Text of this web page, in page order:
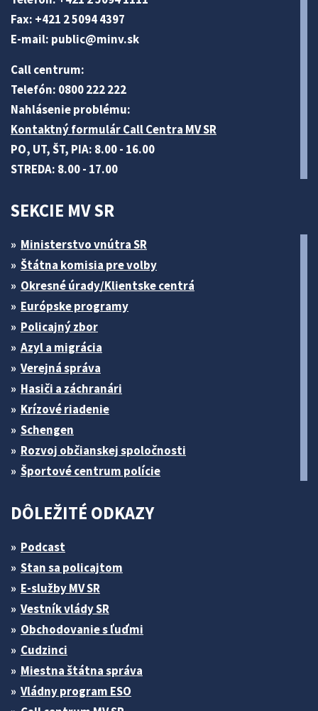
Fax: +421 2 5094 4397
E-mail: public@minv.sk
Call centrum:
Telefón: 0800 222 222
Nahlásenie problému:
Kontaktný formulár Call Centra MV SR
PO, UT, ŠT, PIA: 8.00 - 16.00
STREDA: 8.00 - 17.00
SEKCIE MV SR
Ministerstvo vnútra SR
Štátna komisia pre volby
Okresné úrady/Klientske centrá
Európske programy
Policajný zbor
Azyl a migrácia
Verejná správa
Hasiči a záchranári
Krízové riadenie
Schengen
Rozvoj občianskej spoločnosti
Športové centrum polície
DÔLEŽITÉ ODKAZY
Podcast
Stan sa policajtom
E-služby MV SR
Vestník vlády SR
Obchodovanie s ľuďmi
Cudzinci
Miestna štátna správa
Vládny program ESO